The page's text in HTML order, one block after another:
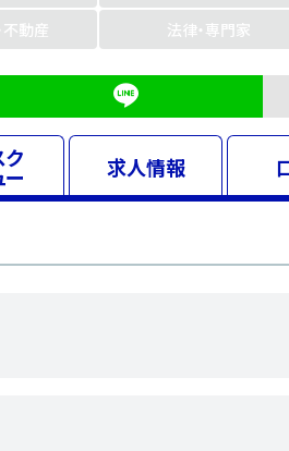
不動産 法律・専門家
ク
ー 求人情報